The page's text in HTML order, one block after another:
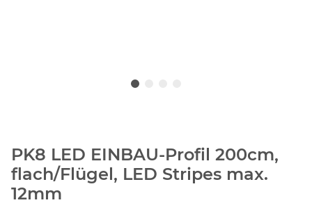
PK8 LED EINBAU-Profil 200cm,
flach/Flügel, LED Stripes max.
12mm